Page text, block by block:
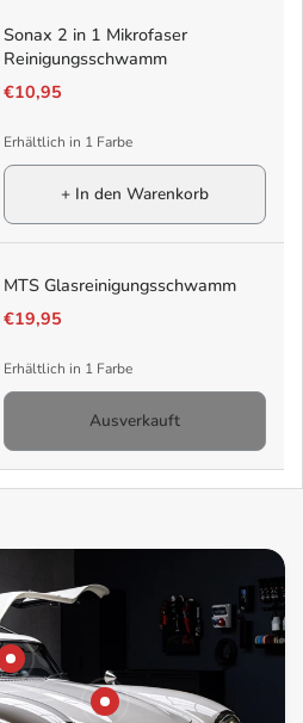
Sonax 2 in 1 Mikrofaser
Reinigungsschwamm
€10,95
Erhältlich in 1 Farbe
+ In den Warenkorb
MTS Glasreinigungsschwamm
€19,95
Erhältlich in 1 Farbe
Ausverkauft